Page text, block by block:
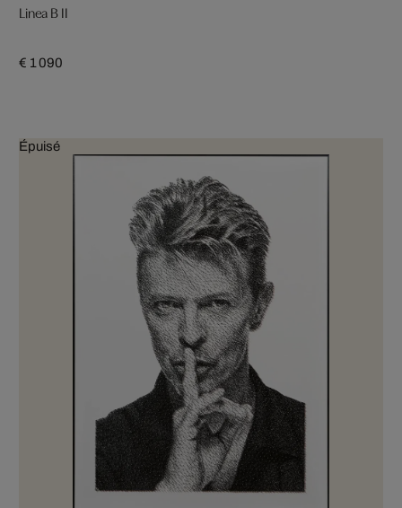
Linea B II
€ 1 090
Épuisé